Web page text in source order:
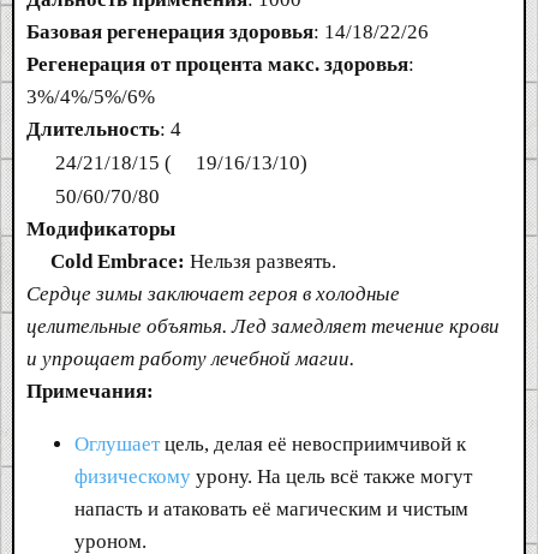
Базовая регенерация здоровья: 14/18/22/26
Регенерация от процента макс. здоровья:
3%/4%/5%/6%
Длительность: 4
24/21/18/15 (
19/16/13/10)
50/60/70/80
Модификаторы
Cold Embrace: Нельзя развеять.
Сердце зимы заключает героя в холодные
целительные объятья. Лед замедляет течение крови
и упрощает работу лечебной магии.
Примечания:
Оглушаетцель, делая её невосприимчивой к
физическому урону. На цель всё также могут
напасть и атаковать её магическим и чистым
уроном.